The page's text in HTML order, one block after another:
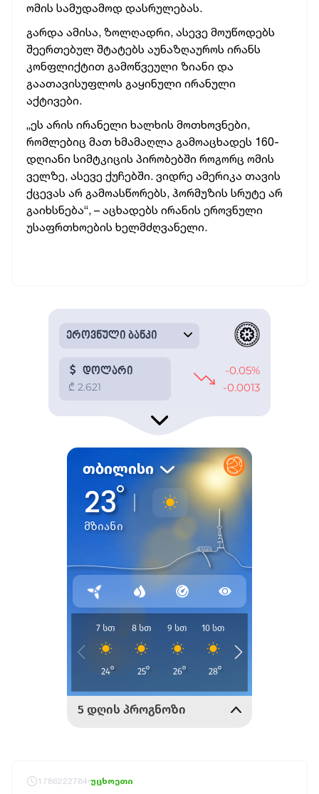
ომის სამუდამოდ დასრულებას.
გარდა ამისა, ზოლღადრი, ასევე მოუწოდებს
შეერთებულ შტატებს აუნაზღაუროს ირანს
კონფლიქტით გამოწვეული ზიანი და
გაათავისუფლოს გაყინული ირანული
აქტივები.
„ეს არის ირანელი ხალხის მოთხოვნები,
რომლებიც მათ ხმამაღლა გამოაცხადეს 160-
დღიანი სიმტკიცის პირობებში როგორც ომის
ველზე, ასევე ქუჩებში. ვიდრე ამერიკა თავის
ქცევას არ გამოასწორებს, ჰორმუზის სრუტე არ
გაიხსნება“, – აცხადებს ირანის ეროვნული
უსაფრთხოების ხელმძღვანელი.
1786222784 უცხოეთი